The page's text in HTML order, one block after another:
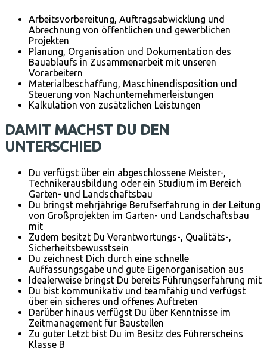
Arbeitsvorbereitung, Auftragsabwicklung und
Abrechnung von öffentlichen und gewerblichen
Projekten
Planung, Organisation und Dokumentation des
Bauablaufs in Zusammenarbeit mit unseren
Vorarbeitern
Materialbeschaffung, Maschinendisposition und
Steuerung von Nachunternehmerleistungen
Kalkulation von zusätzlichen Leistungen
DAMIT MACHST DU DEN
UNTERSCHIED
Du verfügst über ein abgeschlossene Meister-,
Technikerausbildung oder ein Studium im Bereich
Garten- und Landschaftsbau
Du bringst mehrjährige Berufserfahrung in der Leitung
von Großprojekten im Garten- und Landschaftsbau
mit
Zudem besitzt Du Verantwortungs-, Qualitäts-,
Sicherheitsbewusstsein
Du zeichnest Dich durch eine schnelle
Auffassungsgabe und gute Eigenorganisation aus
Idealerweise bringst Du bereits Führungserfahrung mit
Du bist kommunikativ und teamfähig und verfügst
über ein sicheres und offenes Auftreten
Darüber hinaus verfügst Du über Kenntnisse im
Zeitmanagement für Baustellen
Zu guter Letzt bist Du im Besitz des Führerscheins
Klasse B